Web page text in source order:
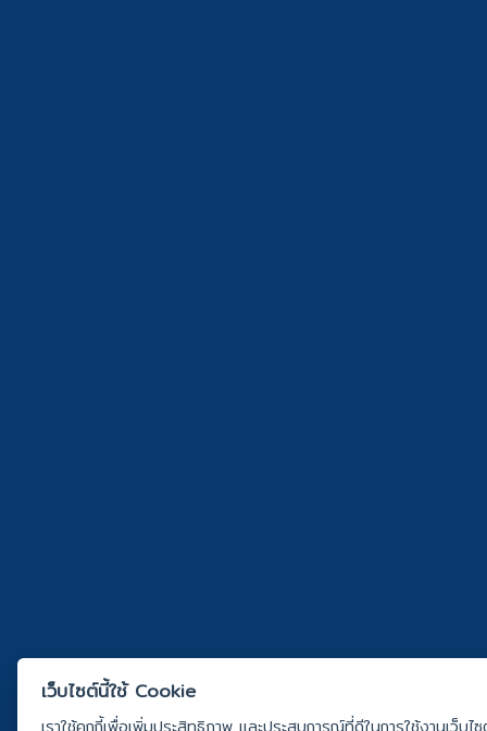
เว็บไซต์นี้ใช้ Cookie
เราใช้คุกกี้เพื่อเพิ่มประสิทธิภาพ และประสบการณ์ที่ดีในการใช้งานเ